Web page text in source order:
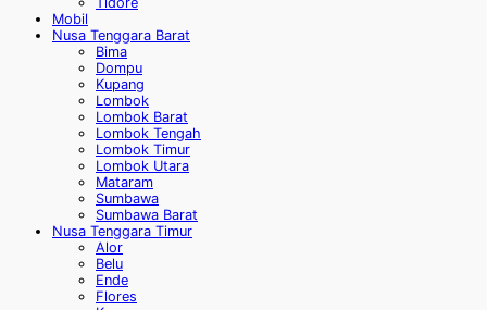
Mobil
Nusa Tenggara Barat
Bima
Dompu
Kupang
Lombok
Lombok Barat
Lombok Tengah
Lombok Timur
Lombok Utara
Mataram
Sumbawa
Sumbawa Barat
Nusa Tenggara Timur
Alor
Belu
Ende
Flores